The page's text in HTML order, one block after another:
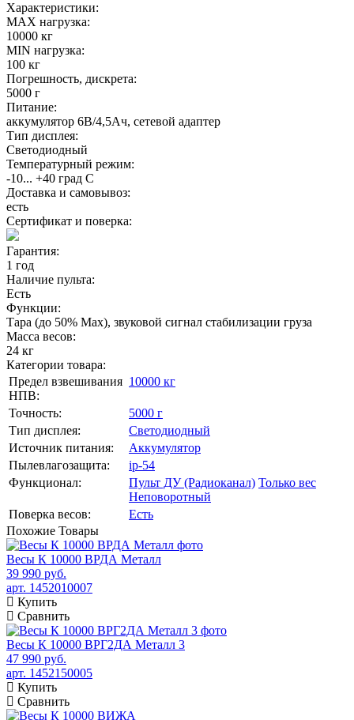
Характеристики:
MAX нагрузка:
10000 кг
MIN нагрузка:
100 кг
Погрешность, дискрета:
5000 г
Питание:
аккумулятор 6В/4,5Ач, сетевой адаптер
Тип дисплея:
Светодиодный
Температурный режим:
-10... +40 град С
Доставка и самовывоз:
есть
Сертификат и поверка:
Гарантия:
1 год
Наличие пульта:
Есть
Функции:
Тара (до 50% Мах), звуковой сигнал стабилизации груза
Масса весов:
24 кг
Категории товара:
Предел взвешивания
НПВ:
10000 кг
Точность:
5000 г
Тип дисплея:
Светодиодный
Источник питания:
Аккумулятор
Пылевлагозащита:
ip-54
Функционал:
Пульт ДУ (Радиоканал) Только вес
Неповоротный
Поверка весов:
Есть
Похожие Товары
Весы К 10000 ВРДА Металл
39 990 руб.
арт. 1452010007
Купить
Сравнить
Весы К 10000 ВРГ2ДА Металл 3
47 990 руб.
арт. 1452150005
Купить
Сравнить